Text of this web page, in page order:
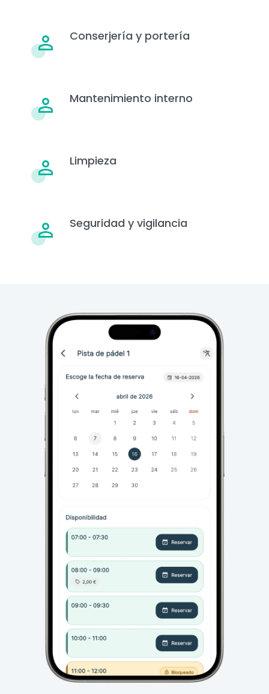
Conserjería y portería
Mantenimiento interno
Limpieza
Seguridad y vigilancia